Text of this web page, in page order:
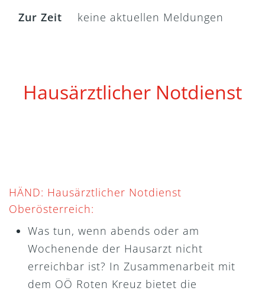
Zur Zeit keine aktuellen Meldungen
Hausärztlicher Notdienst
HÄND: Hausärztlicher Notdienst
Oberösterreich:
Was tun, wenn abends oder am
Wochenende der Hausarzt nicht
erreichbar ist? In Zusammenarbeit mit
dem OÖ Roten Kreuz bietet die